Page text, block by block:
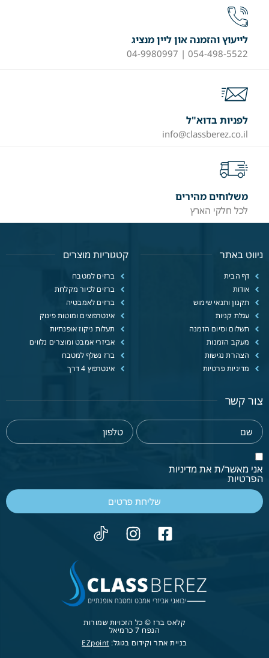
לייעוץ והזמנה און ליין מנציג
054-498-5522 | 04-9980997
לפניות בדוא"ל
info@classberez.co.il
משלוחים מהירים
לכל חלקי הארץ
ניווט באתר
דף הבית
אודות
תקנון ותנאי שימוש
עגלת קניות
תשלום וסיום הזמנה
מעקב הזמנות
הצהרת נגישות
מדיניות פרטיות
קטגוריות מוצרים
ברזים למטבח
ברזים לכיור מקלחת
ברזים לאמבטיה
אינטרפוצים ומוטות פינוק
תעלות ניקוז אופנתיות
אביזרי אמבט ומוצרים נלווים
ברז נשלף למטבח
אינטרפוץ 4 דרך
צור קשר
אני מאשר/ת את מדיניות
הפרטיות
שליחת פרטים
קלאס ברז © כל הזכויות שמורות
הנפח 7 כרמיאל
בניית אתר וקידום בגוגל: EZpoint